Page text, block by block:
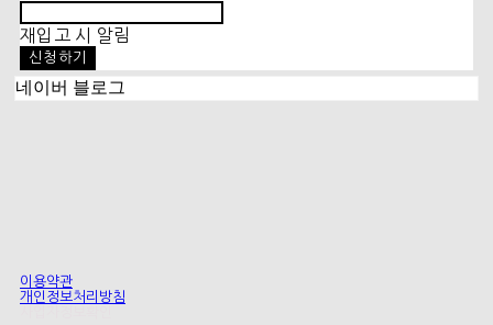
재입고 시 알림
신청하기
네이버 블로그
이용약관
개인정보처리방침